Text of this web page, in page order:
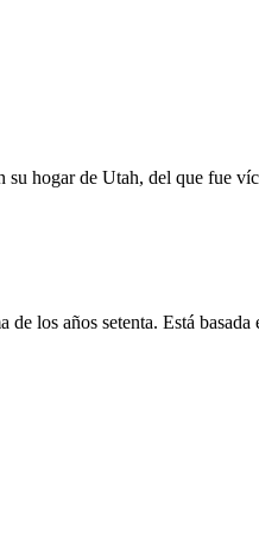
hogar de Utah, del que fue
los años setenta. Está basada